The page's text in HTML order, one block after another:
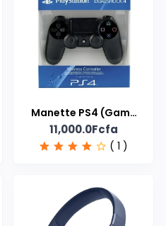
Manette PS4 (Game
Pad) – Sans fil et
ergonomique
11,000.0Fcfa
( 1 )